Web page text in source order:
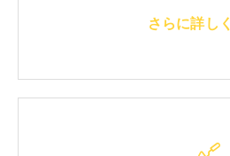
さらに詳しく